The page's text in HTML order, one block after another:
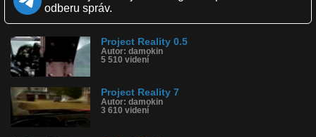
Komentárov: 1
Tagy: project reality, mod, pc hra, intro
História sledovanosti videa:
odberu správ.
Project Reality 0.5
Autor: damokin
5 510 videní
Project Reality 7
Autor: damokin
3 610 videní